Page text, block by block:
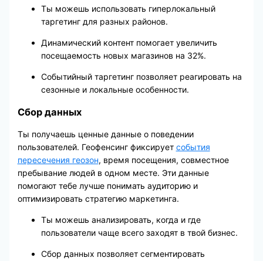
Ты можешь использовать гиперлокальный
таргетинг для разных районов.
Динамический контент помогает увеличить
посещаемость новых магазинов на 32%.
Событийный таргетинг позволяет реагировать на
сезонные и локальные особенности.
Сбор данных
Ты получаешь ценные данные о поведении
пользователей. Геофенсинг фиксирует события
пересечения геозон, время посещения, совместное
пребывание людей в одном месте. Эти данные
помогают тебе лучше понимать аудиторию и
оптимизировать стратегию маркетинга.
Ты можешь анализировать, когда и где
пользователи чаще всего заходят в твой бизнес.
Сбор данных позволяет сегментировать